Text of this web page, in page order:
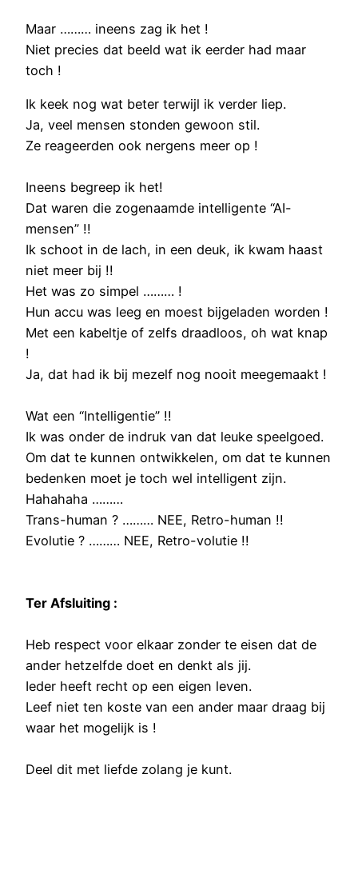
Maar ……… ineens zag ik het !
Niet precies dat beeld wat ik eerder had maar
toch !
Ik keek nog wat beter terwijl ik verder liep.
Ja, veel mensen stonden gewoon stil.
Ze reageerden ook nergens meer op !
Ineens begreep ik het!
Dat waren die zogenaamde intelligente “AI-
mensen” !!
Ik schoot in de lach, in een deuk, ik kwam haast
niet meer bij !!
Het was zo simpel ……… !
Hun accu was leeg en moest bijgeladen worden !
Met een kabeltje of zelfs draadloos, oh wat knap
!
Ja, dat had ik bij mezelf nog nooit meegemaakt !
Wat een “Intelligentie” !!
Ik was onder de indruk van dat leuke speelgoed.
Om dat te kunnen ontwikkelen, om dat te kunnen
bedenken moet je toch wel intelligent zijn.
Hahahaha ………
Trans-human ? ……… NEE, Retro-human !!
Evolutie ? ……… NEE, Retro-volutie !!
Ter Afsluiting :
Heb respect voor elkaar zonder te eisen dat de
ander hetzelfde doet en denkt als jij.
Ieder heeft recht op een eigen leven.
Leef niet ten koste van een ander maar draag bij
waar het mogelijk is !
Deel dit met liefde zolang je kunt.